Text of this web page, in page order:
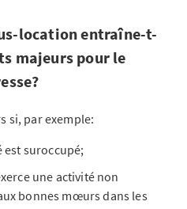
location entraîne-t-
majeurs pour le
si, par exemple:
est suroccupé;
une activité non
bonnes mœurs dans les